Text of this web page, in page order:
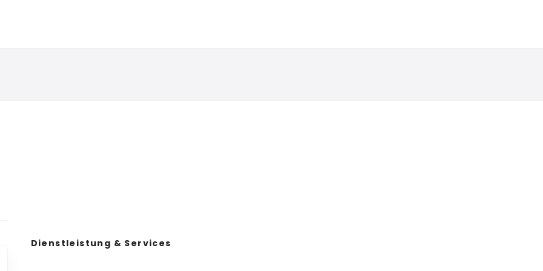
Dienstleistung & Services